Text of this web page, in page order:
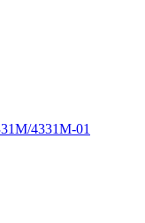
4331M-01